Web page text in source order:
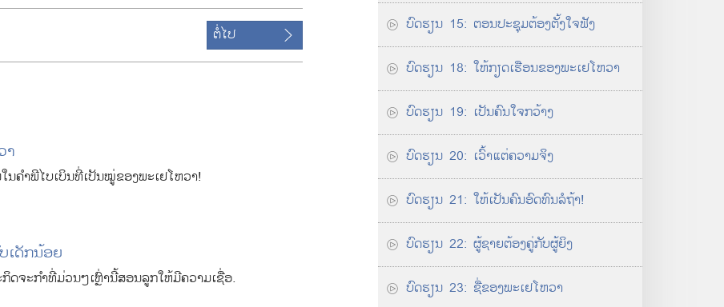
ເ
ລື
ອ
ວິ
ດີ
ຕໍ່ໄປ
າ
ນ​ຄຳພີ​ໄບເບິນ​ທີ່​ເປັນ​ໝູ່​ຂອງ​ພະ​ເຢໂຫວາ!
ເດັກນ້ອຍ
ດຈະກຳ​ທີ່​ມ່ວນ​ໆ​ເຫຼົ່າ​ນີ້​ສອນ​ລູກ​ໃຫ້​ມີ​ຄວາມ​ເຊື່ອ.
ບົດ​ຮຽນ 15: ຕອນ​ປະຊຸມ​ຕ້ອງ​ຕັ້ງໃຈ​ຟັງ
ບົດ​ຮຽນ 18: ໃຫ້​ກຽດ​ເຮືອນ​ຂອງ​ພະ​ເຢໂຫວາ
ບົດ​ຮຽນ 19: ເປັນ​ຄົນ​ໃຈ​ກວ້າງ
ບົດຮຽນ 20: ເວົ້າ​ແຕ່​ຄວາມຈິງ
ບົດ​ຮຽນ 21: ໃຫ້​ເປັນ​ຄົນ​ອົດທົນ​ລໍ​ຖ້າ!
ບົດຮຽນ 22: ຜູ້​ຊາຍ​ຕ້ອງ​ຄູ່​ກັບ​ຜູ້ຍິງ
ບົດ​ຮຽນ 23: ຊື່​ຂອງ​ພະ​ເຢໂຫວາ